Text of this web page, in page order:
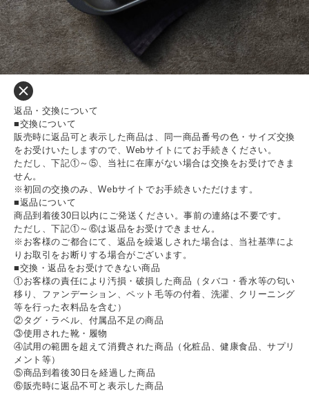
返品・交換について
■交換について
販売時に返品可と表示した商品は、同一商品番号の色・サイズ交換
をお受けいたしますので、Webサイトにてお手続きください。
ただし、下記①～⑤、当社に在庫がない場合は交換をお受けできま
せん。
※初回の交換のみ、Webサイトでお手続きいただけます。
■返品について
商品到着後30日以内にご発送ください。事前の連絡は不要です。
ただし、下記①～⑥は返品をお受けできません。
※お客様のご都合にて、返品を繰返しされた場合は、当社基準によ
りお取引をお断りする場合がございます。
■交換・返品をお受けできない商品
①お客様の責任により汚損・破損した商品（タバコ・香水等の匂い
移り、ファンデーション、ペット毛等の付着、洗濯、クリーニング
等を行った衣料品を含む）
②タグ・ラベル、付属品不足の商品
③使用された靴・履物
④試用の範囲を超えて消費された商品（化粧品、健康食品、サプリ
メント等）
⑤商品到着後30日を経過した商品
⑥販売時に返品不可と表示した商品